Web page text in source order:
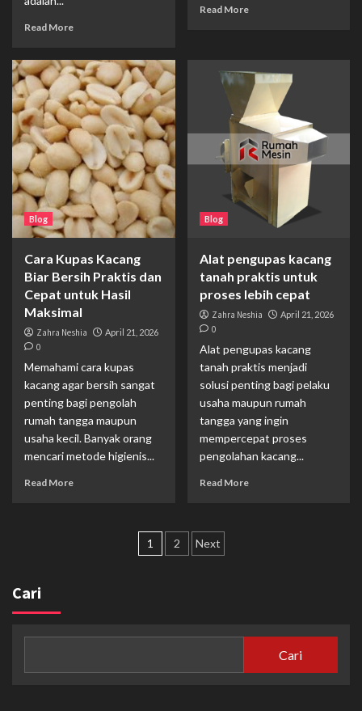
Read More
Read More
Blog
Cara Kupas Kacang
Biar Bersih Praktis dan
Cepat untuk Hasil
Maksimal
Zahra Neshia April 21, 2026
0
Memahami cara kupas
kacang agar bersih sangat
penting bagi pengolah
rumah tangga maupun
usaha kecil. Banyak orang
mencari metode higienis...
Read More
Blog
Alat pengupas kacang
tanah praktis untuk
proses lebih cepat
Zahra Neshia April 21, 2026
0
Alat pengupas kacang
tanah praktis menjadi
solusi penting bagi pelaku
usaha maupun rumah
tangga yang ingin
mempercepat proses
pengolahan kacang...
Read More
Paginasi
1 2 Next
Cari
Cari